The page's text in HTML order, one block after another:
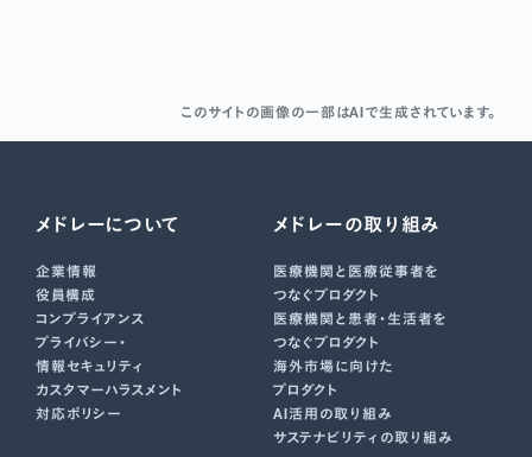
このサイトの画像の一部はAIで生成されています。
メドレーについて
企業情報
役員構成
コンプライアンス
プライバシー・
情報セキュリティ
カスタマーハラスメント
対応ポリシー
メドレーの取り組み
医療機関と医療従事者を
つなぐプロダクト
医療機関と患者・生活者を
つなぐプロダクト
海外市場に向けた
プロダクト
AI活用の取り組み
サステナビリティの取り組み